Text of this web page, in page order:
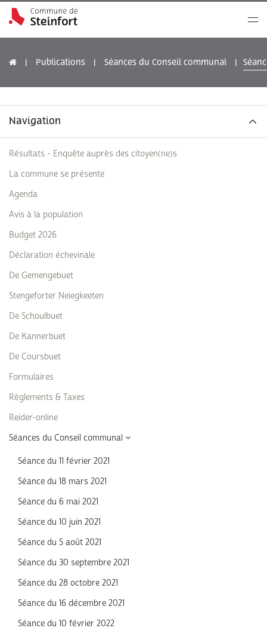
Publications Séances du Conseil communal
Navigation
Résultats - Enquête auprès des citoyen(ne)s
La commune se présente
Agenda
Avis à la population
Budget 2026
Déclaration échevinale
De Gemengebuet
Stengeforter Neiegkeeten
De Schoulbuet
De Kannerbuet
De Coursbuet
Formulaires
Règlements & Taxes
Reider-online
Séances du Conseil communal
Séance du 11 février 2021
Séance du 18 mars 2021
Séance du 6 mai 2021
Séance du 10 juin 2021
Séance du 5 août 2021
Séance du 30 septembre 2021
Séance du 28 octobre 2021
Séance du 16 décembre 2021
Séance du 10 février 2022